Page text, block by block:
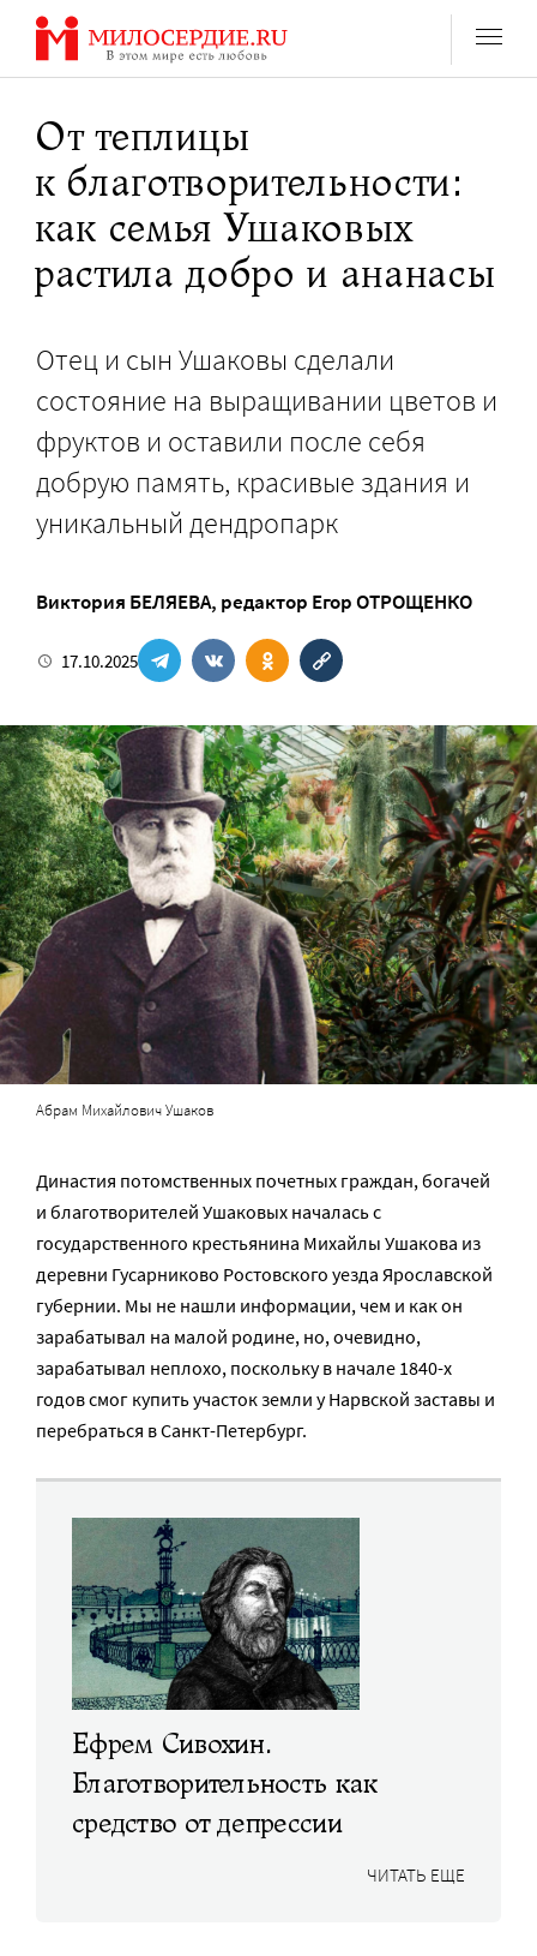
Перейти
содержанию
От теплицы
к благотворительности:
как семья Ушаковых
растила добро и ананасы
Отец и сын Ушаковы сделали
состояние на выращивании цветов и
фруктов и оставили после себя
добрую память, красивые здания и
уникальный дендропарк
Виктория БЕЛЯЕВА, редактор Егор ОТРОЩЕНКО
17.10.2025
Абрам Михайлович Ушаков
Династия потомственных почетных граждан, богачей
и благотворителей Ушаковых началась с
государственного крестьянина Михайлы Ушакова из
деревни Гусарниково Ростовского уезда Ярославской
губернии. Мы не нашли информации, чем и как он
зарабатывал на малой родине, но, очевидно,
зарабатывал неплохо, поскольку в начале 1840-х
годов смог купить участок земли у Нарвской заставы и
перебраться в Санкт-Петербург.
Ефрем Сивохин.
Благотворительность как
средство от депрессии
ЧИТАТЬ ЕЩЕ